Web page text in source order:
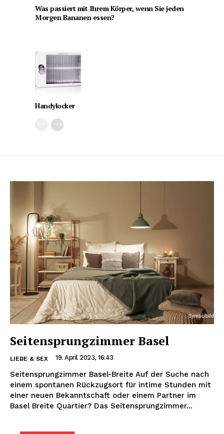
Was passiert mit Ihrem Körper, wenn Sie jeden
Morgen Bananen essen?
Handylocker
Seitensprungzimmer Basel
LIEBE & SEX 19. April 2023, 16:43
Seitensprungzimmer Basel-Breite Auf der Suche nach
einem spontanen Rückzugsort für intime Stunden mit
einer neuen Bekanntschaft oder einem Partner im
Basel Breite Quartier? Das Seitensprungzimmer...